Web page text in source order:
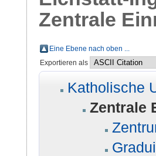
Zentrale
Eine Ebene nach oben ...
Exportieren als
Katholische
Zentrale